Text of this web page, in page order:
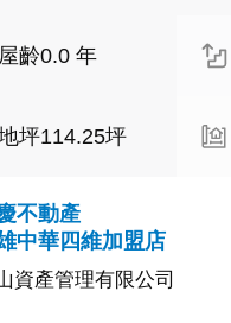
齡0.0 年
坪114.25坪
不動產
中華四維加盟店
資產管理有限公司